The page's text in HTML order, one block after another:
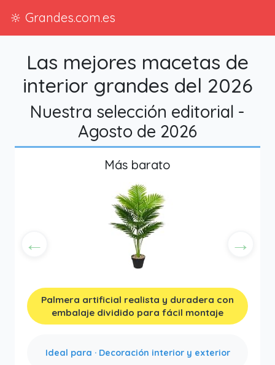
🔆 Grandes.com.es
Las mejores macetas de
interior grandes del 2026
Nuestra selección editorial -
Agosto de 2026
Más barato
Palmera artificial realista y duradera con
embalaje dividido para fácil montaje
Ideal para · Decoración interior y exterior
← →